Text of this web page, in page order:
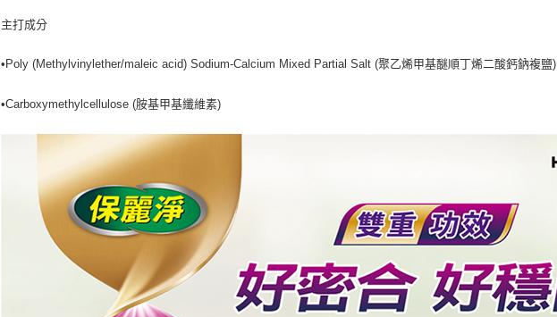
主打成分
• Poly (Methylvinylether/maleic acid) Sodium-Calcium Mixed Partial Salt (聚⼄烯甲基醚順丁烯⼆酸鈣鈉複鹽)
•Carboxymethylcellulose (胺基甲基纖維素)